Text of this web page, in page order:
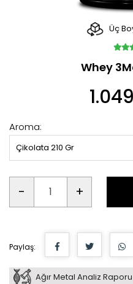
Üç
Whey
Aroma:
Çikolata 210 Gr
- +
Paylaş:
Ağır Metal Analiz Raporu